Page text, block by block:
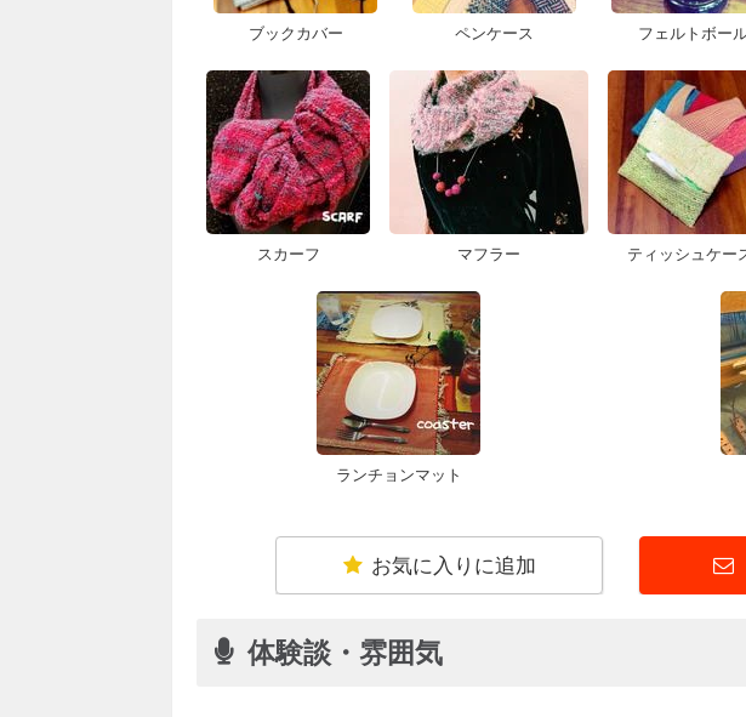
ブックカバー ペンケース フェルトボー
スカーフ マフラー ティッシュケー
ランチョンマット
お気に入りに追加
体験談・雰囲気